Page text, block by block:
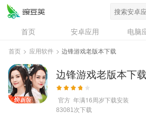
边锋游戏老版本下载
首页 安卓应用 电脑
资讯
专题
问答
首页 > 应用软件 > 边锋游戏老版本下载
边锋游戏老版本下载
官方 年满16周岁下载安装
83081次下载